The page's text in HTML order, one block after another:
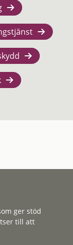
ger stöd
till att